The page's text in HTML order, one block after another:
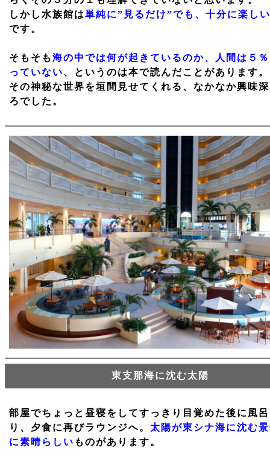
しかし水族館は単純に”見るだけ”でも、十分に楽しい
です。
そもそも 海の中では何が起きているのか、人間は５
っていない、というのは本で読んだことがあります。
その神秘な世界を垣間見せてくれる、なかなか興味
ろでした。
東支那海に沈む太陽
部屋でちょっと昼寝をしてすっきり目覚めた後に風
り、夕食に再びラウンジへ。 太陽が東シナ海に沈む
に素晴らしい ものがあります。